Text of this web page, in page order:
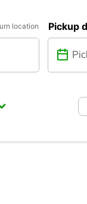
location Pickup